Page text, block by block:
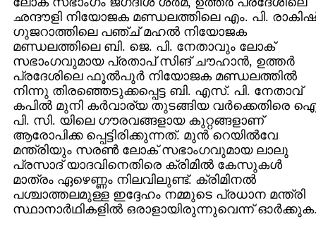
ഛന്ദൗളി നിയോജക മണ്ഡലത്തിലെ എം. പി.
ഗുജറാത്തിലെ പഞ്ച്‌ മഹല്‍ നിയോജക
മണ്ഡലത്തിലെ ബി. ജെ. പി. നേതാവും ലോക്‌
സഭാംഗവുമായ പ്രതാപ്‌ സിങ്‌ ചൗഹാന്‍, ഉത്തര്‍
പ്രദേശിലെ ഫൂല്‍പുര്‍ നിയോജക മണ്ഡലത്തില്‍
നിന്നു തിരഞ്ഞെടുക്കപ്പെട്ട ബി. എസ്‌. പി. നേതാവ്‌
കപില്‍ മുനി കര്‍വാര്യ തുടങ്ങിയ വര്‍ക്കെതിരെ
പി. സി. യിലെ ഗൗരവങ്ങളായ കുറ്റങ്ങളാണ്‌
ആരോപിക്ക പ്പെട്ടിരിക്കുന്നത്‌. മുന്‍ റെയില്‍വേ
മന്ത്രിയും സരണ്‍ ലോക്‌ സഭാംഗവുമായ ലാലു
പ്രസാദ്‌ യാദവിനെതിരെ ക്രിമില്‍ കേസുകള്‍
മാത്രം ഏഴെണ്ണം നിലവിലുണ്ട്‌. ക്രിമിനല്‍
പശ്ചാത്തലമുള്ള ഇദ്ദേഹം നമ്മുടെ പ്രധാന മന്ത്രി
സ്ഥാനാര്‍ഥികളില്‍ ഒരാളായിരുന്നുവെന്ന്‌